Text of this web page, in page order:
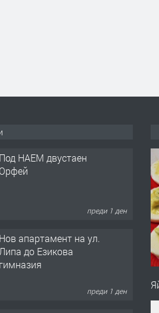
Под НАЕМ двустаен
Орфей
преди 1 ден
Нов апартамент на ул.
Липа до Езикова
гимназия
преди 1 ден